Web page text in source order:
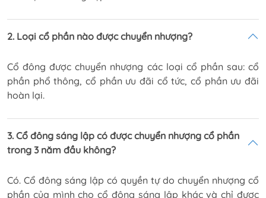
2. Loại cổ phần nào được chuyển nhượng?
Cổ đông được chuyển nhượng các loại cổ phần sau: cổ
phần phổ thông, cổ phần ưu đãi cổ tức, cổ phần ưu đãi
hoàn lại.
3. Cổ đông sáng lập có được chuyển nhượng cổ phần
trong 3 năm đầu không?
Có. Cổ đông sáng lập có quyền tự do chuyển nhượng cổ
phần của mình cho cổ đông sáng lập khác và chỉ được